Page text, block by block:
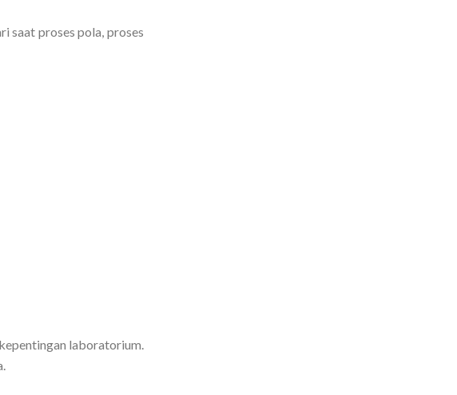
saat proses pola, proses
laboratorium.